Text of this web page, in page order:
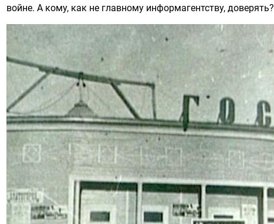
войне. А кому, как не главному информагентству, доверять?